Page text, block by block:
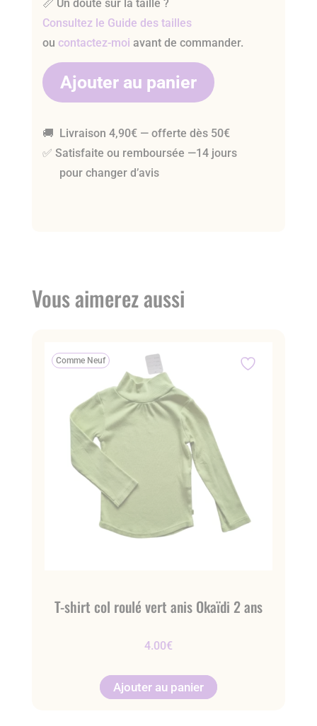
📏 Un doute sur la taille ?
Consultez le Guide des tailles
ou contactez-moi avant de commander.
Ajouter au panier
🚚 Livraison 4,90€ — offerte dès 50€
✅ Satisfaite ou remboursée —14 jours
pour changer d’avis
Vous aimerez aussi
Comme Neuf
T-shirt col roulé vert anis Okaïdi 2 ans
4.00€
Ajouter au panier